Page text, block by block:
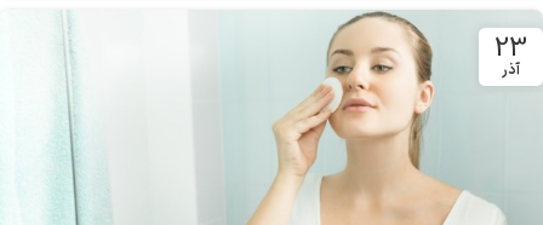
23
آذر